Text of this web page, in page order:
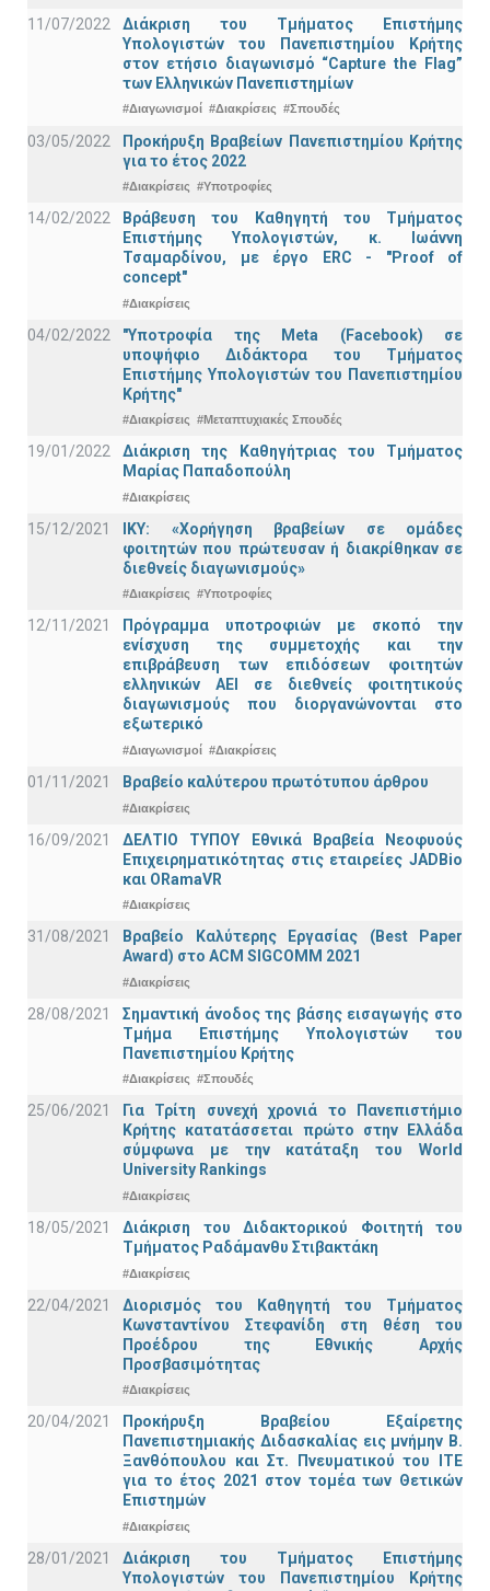
11/07/2022
Διάκριση του Τμήματος Επιστήμης
Υπολογιστών του Πανεπιστημίου Κρήτης
στον ετήσιο διαγωνισμό “Capture the Flag”
των Ελληνικών Πανεπιστημίων
#Διαγωνισμοί #Διακρίσεις #Σπουδές
03/05/2022
Προκήρυξη Βραβείων Πανεπιστημίου Κρήτης
για το έτος 2022
#Διακρίσεις #Υποτροφίες
14/02/2022
Βράβευση του Καθηγητή του Τμήματος
Επιστήμης Υπολογιστών, κ. Ιωάννη
Τσαμαρδίνου, με έργο ERC - "Proof of
concept"
#Διακρίσεις
04/02/2022
"Υποτροφία της Meta (Facebook) σε
υποψήφιο Διδάκτορα του Τμήματος
Επιστήμης Υπολογιστών του Πανεπιστημίου
Κρήτης"
#Διακρίσεις #Μεταπτυχιακές Σπουδές
19/01/2022
Διάκριση της Καθηγήτριας του Τμήματος
Μαρίας Παπαδοπούλη
#Διακρίσεις
15/12/2021
IKY: «Χορήγηση βραβείων σε ομάδες
φοιτητών που πρώτευσαν ή διακρίθηκαν σε
διεθνείς διαγωνισμούς»
#Διακρίσεις #Υποτροφίες
12/11/2021
Πρόγραμμα υποτροφιών με σκοπό την
ενίσχυση της συμμετοχής και την
επιβράβευση των επιδόσεων φοιτητών
ελληνικών ΑΕΙ σε διεθνείς φοιτητικούς
διαγωνισμούς που διοργανώνονται στο
εξωτερικό
#Διαγωνισμοί #Διακρίσεις
01/11/2021 Bραβείο καλύτερου πρωτότυπου άρθρου
#Διακρίσεις
16/09/2021
ΔΕΛΤΙΟ ΤΥΠΟΥ Εθνικά Βραβεία Νεοφυούς
Επιχειρηματικότητας στις εταιρείες JADBio
και ORamaVR
#Διακρίσεις
31/08/2021
Βραβείο Καλύτερης Εργασίας (Best Paper
Award) στο ACM SIGCOMM 2021
#Διακρίσεις
28/08/2021
Σημαντική άνοδος της βάσης εισαγωγής στο
Τμήμα Επιστήμης Υπολογιστών του
Πανεπιστημίου Κρήτης
#Διακρίσεις #Σπουδές
25/06/2021
Για Τρίτη συνεχή χρονιά το Πανεπιστήμιο
Κρήτης κατατάσσεται πρώτο στην Ελλάδα
σύμφωνα με την κατάταξη του World
University Rankings
#Διακρίσεις
18/05/2021
Διάκριση του Διδακτορικού Φοιτητή του
Τμήματος Ραδάμανθυ Στιβακτάκη
#Διακρίσεις
22/04/2021
Διορισμός του Καθηγητή του Τμήματος
Κωνσταντίνου Στεφανίδη στη θέση του
Προέδρου της Εθνικής Αρχής
Προσβασιμότητας
#Διακρίσεις
20/04/2021
Προκήρυξη Βραβείου Εξαίρετης
Πανεπιστημιακής Διδασκαλίας εις μνήμην Β.
Ξανθόπουλου και Στ. Πνευματικού του ΙΤΕ
για το έτος 2021 στον τομέα των Θετικών
Επιστημών
#Διακρίσεις
28/01/2021
Διάκριση του Τμήματος Επιστήμης
Υπολογιστών του Πανεπιστημίου Κρήτης